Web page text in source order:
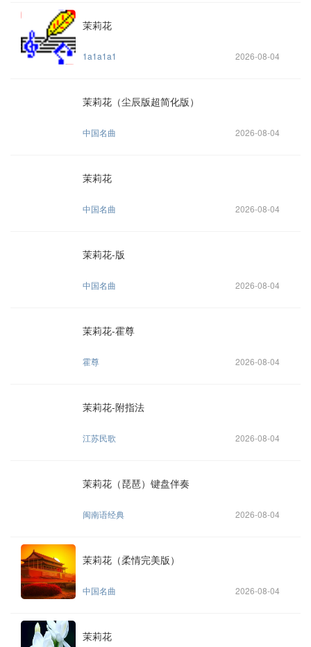
茉莉花
1a1a1a1 2026-08-04
茉莉花（尘辰版超简化版）
中国名曲 2026-08-04
茉莉花
中国名曲 2026-08-04
茉莉花-版
中国名曲 2026-08-04
茉莉花-霍尊
霍尊 2026-08-04
茉莉花-附指法
江苏民歌 2026-08-04
茉莉花（琵琶）键盘伴奏
闽南语经典 2026-08-04
茉莉花（柔情完美版）
中国名曲 2026-08-04
茉莉花